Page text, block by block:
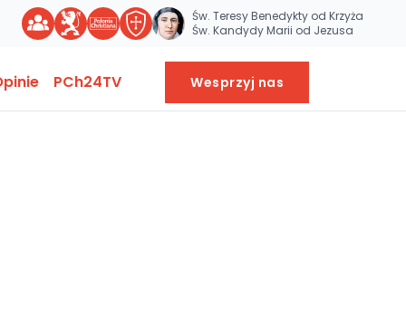
Św. Teresy Benedykty od Krzyża
Św. Kandydy Marii od Jezusa
PCh24TV Wesprzyj nas